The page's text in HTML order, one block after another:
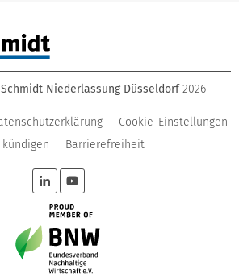
Niederlassung Düsseldorf 2026
Cookie-Einstellungen
kündigen
Barrierefreiheit